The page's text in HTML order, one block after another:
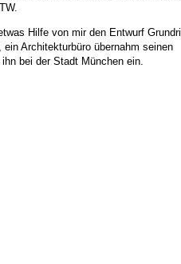
Hilfe von mir den Entwurf
Architekturbüro übernahm seinen
bei der Stadt München ein.